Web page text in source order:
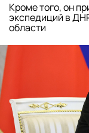
Кроме того, он
экспедиций в
области